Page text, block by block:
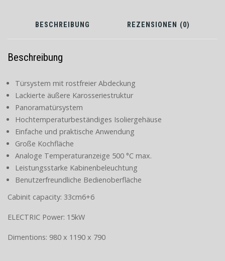
BESCHREIBUNG REZENSIONEN (0)
Beschreibung
Türsystem mit rostfreier Abdeckung
Lackierte äußere Karosseriestruktur
Panoramatürsystem
Hochtemperaturbeständiges Isoliergehäuse
Einfache und praktische Anwendung
Große Kochfläche
Analoge Temperaturanzeige 500 °C max.
Leistungsstarke Kabinenbeleuchtung
Benutzerfreundliche Bedienoberfläche
Cabinit capacity: 33cm6+6
ELECTRIC Power: 15kW
Dimentions: 980 x 1190 x 790